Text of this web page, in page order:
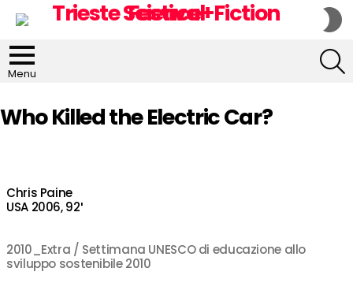
Menu
Who Killed the Electric Car?
Chris Paine
USA 2006, 92′
2010_Extra / Settimana UNESCO di educazione allo
sviluppo sostenibile 2010